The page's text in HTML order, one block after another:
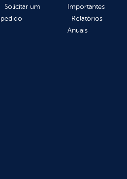
Solicitar um
pedido
Importantes
Relatórios
Anuais